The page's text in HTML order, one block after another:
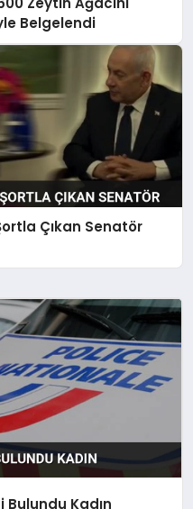
Belgelendi
Çıkan Senatör
Bulundu Kadın